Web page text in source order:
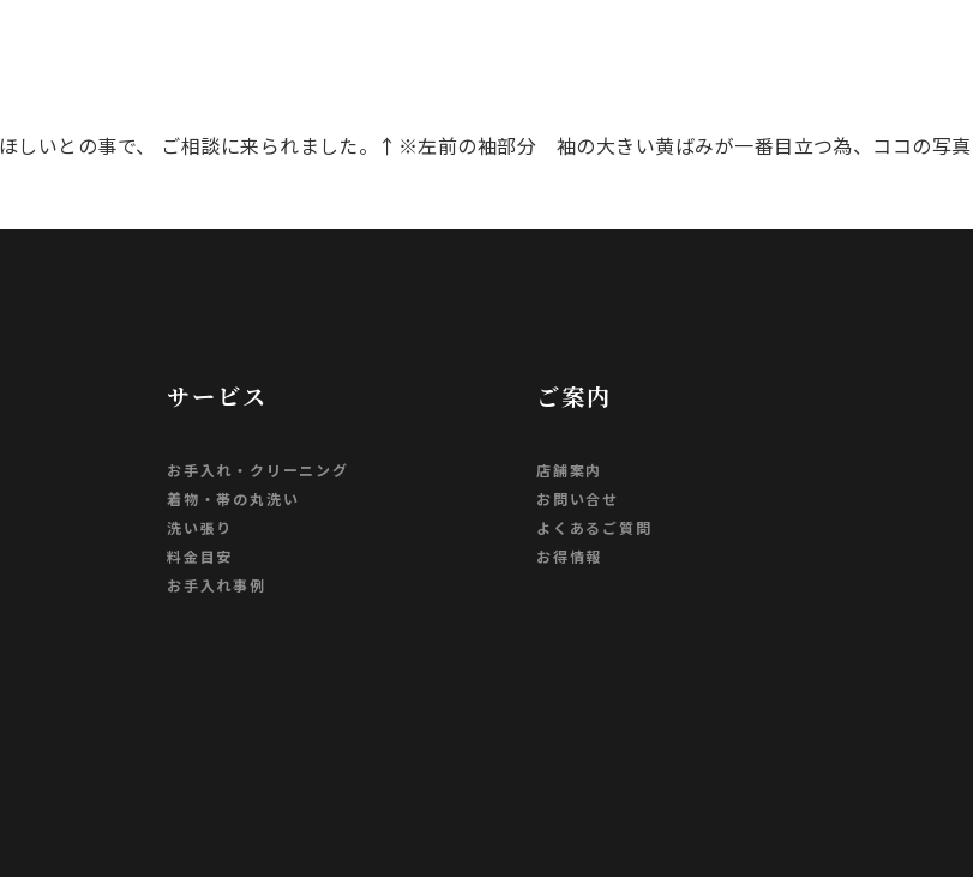
しいとの事で、 ご相談に来られました。↑※左前の袖部分 袖の大きい黄ばみが一番目立つ為、ココの写真
サービス
お手入れ・クリーニング
着物・帯の丸洗い
洗い張り
料金目安
お手入れ事例
ご案内
店舗案内
お問い合せ
よくあるご質問
お得情報